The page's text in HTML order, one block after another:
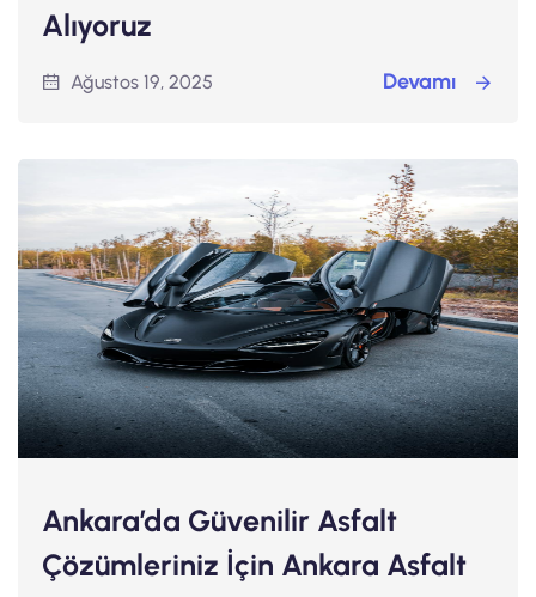
Alıyoruz
Ağustos 19, 2025 Devamı
Ankara’da Güvenilir Asfalt
Çözümleriniz İçin Ankara Asfalt